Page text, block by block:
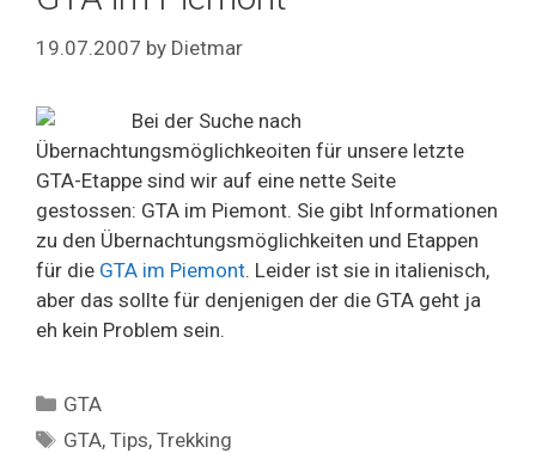
19.07.2007 by Dietmar
Bei der Suche nach
Übernachtungsmöglichkeoiten für unsere letzte
GTA-Etappe sind wir auf eine nette Seite
gestossen: GTA im Piemont. Sie gibt Informationen
zu den Übernachtungsmöglichkeiten und Etappen
für die GTA im Piemont. Leider ist sie in italienisch,
aber das sollte für denjenigen der die GTA geht ja
eh kein Problem sein.
Categories
GTA
Tags
GTA,Tips,Trekking